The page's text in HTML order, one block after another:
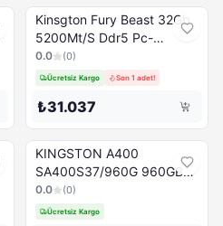
Kinsgton Fury Beast 32Gb
5200Mt/S Ddr5 Pc-
Kf552C40Bb-32 Cl40
Dimm Blac
0.0 (0)
Ücretsiz Kargo Son 1 adet!
₺31.037
KINGSTON A400
SA400S37/960G 960GB
SSD gri
0.0 (0)
Ücretsiz Kargo